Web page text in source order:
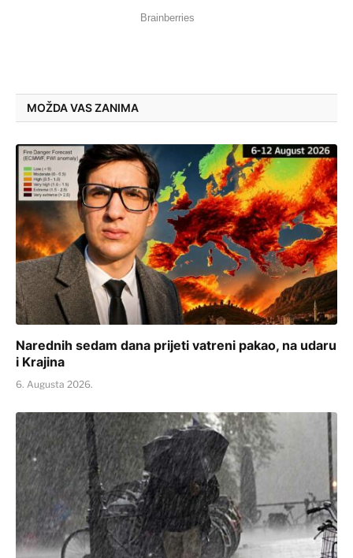
MOŽDA VAS ZANIMA
Narednih sedam dana prijeti vatreni pakao, na udaru
i Krajina
6. Augusta 2026.